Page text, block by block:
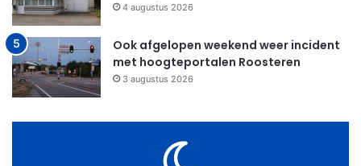
4 augustus 2026
Ook afgelopen weekend weer incident
met hoogteportalen Roosteren
3 augustus 2026